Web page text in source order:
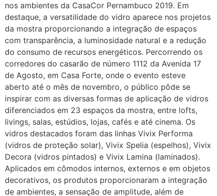
nos ambientes da CasaCor Pernambuco 2019. Em
destaque, a versatilidade do vidro aparece nos projetos
da mostra proporcionando a integração de espaços
com transparência, a luminosidade natural e a redução
do consumo de recursos energéticos. Percorrendo os
corredores do casarão de número 1112 da Avenida 17
de Agosto, em Casa Forte, onde o evento esteve
aberto até o mês de novembro, o público pôde se
inspirar com as diversas formas de aplicação de vidros
diferenciados em 23 espaços da mostra, entre lofts,
livings, salas, estúdios, lojas, cafés e até cinema. Os
vidros destacados foram das linhas Vivix Performa
(vidros de proteção solar), Vivix Spelia (espelhos), Vivix
Decora (vidros pintados) e Vivix Lamina (laminados).
Aplicados em cômodos internos, externos e em objetos
decorativos, os produtos proporcionaram a integração
de ambientes, a sensação de amplitude, além de